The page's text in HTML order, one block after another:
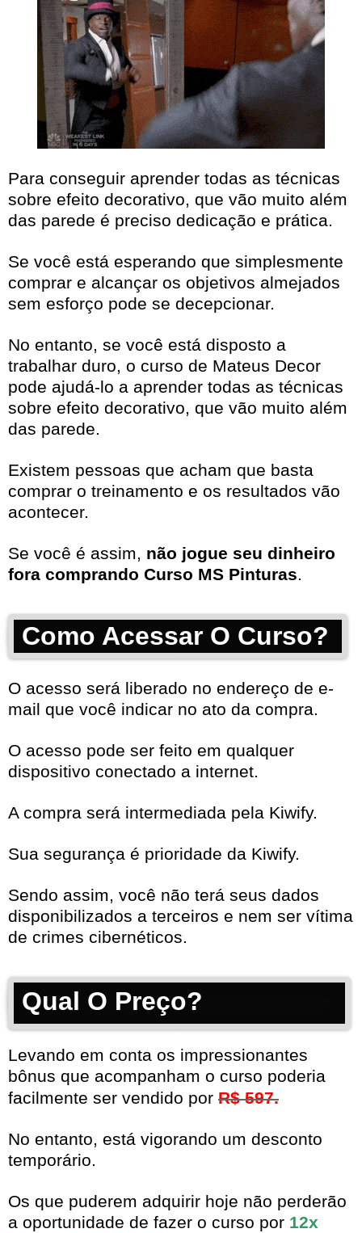
Para conseguir aprender todas as técnicas
sobre efeito decorativo, que vão muito além
das parede é preciso dedicação e prática.
Se você está esperando que simplesmente
comprar e alcançar os objetivos almejados
sem esforço pode se decepcionar.
No entanto, se você está disposto a
trabalhar duro, o curso de Mateus Decor
pode ajudá-lo a aprender todas as técnicas
sobre efeito decorativo, que vão muito além
das parede.
Existem pessoas que acham que basta
comprar o treinamento e os resultados vão
acontecer.
Se você é assim, não jogue seu dinheiro
fora comprando Curso MS Pinturas.
Como Acessar O Curso?
O acesso será liberado no endereço de e-
mail que você indicar no ato da compra.
O acesso pode ser feito em qualquer
dispositivo conectado a internet.
A compra será intermediada pela Kiwify.
Sua segurança é prioridade da Kiwify.
Sendo assim, você não terá seus dados
disponibilizados a terceiros e nem ser vítima
de crimes cibernéticos.
Qual O Preço?
Levando em conta os impressionantes
bônus que acompanham o curso poderia
facilmente ser vendido por R$ 597.
No entanto, está vigorando um desconto
temporário.
Os que puderem adquirir hoje não perderão
a oportunidade de fazer o curso por 12x